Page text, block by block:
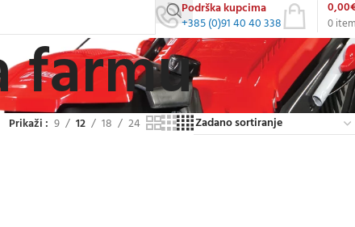
Podrška kupcima
+385 (0)91 40 40 338
0
0,00
farmu
Prikaži 9 12 18 24